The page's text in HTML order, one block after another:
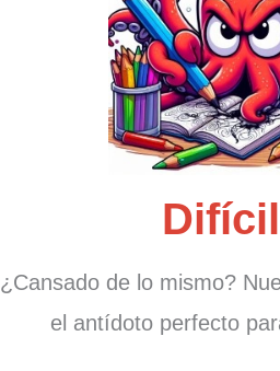
¿Cansado de lo mismo?
el antídoto perfecto